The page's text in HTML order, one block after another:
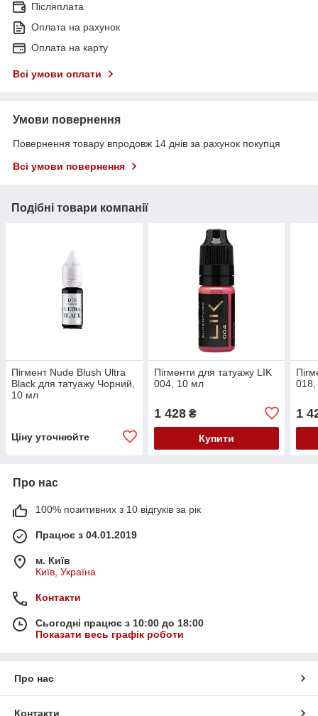
Післяплата
Оплата на рахунок
Оплата на карту
Всі умови оплати
Умови повернення
Повернення товару впродовж 14 днів за рахунок покупця
Всі умови повернення
Подібні товари компанії
Пігмент Nude Blush Ultra
Black для татуажу Чорний,
10 мл
Ціну уточнюйте
Пігменти для татуажу LIK
004, 10 мл
1 428₴
Купити
1
Про нас
100% позитивних з 10 відгуків за рік
Працює з 04.01.2019
м. Київ
Київ, Україна
Контакти
Сьогодні працює з 10:00 до 18:00
Показати весь графік роботи
Про нас
Контакти